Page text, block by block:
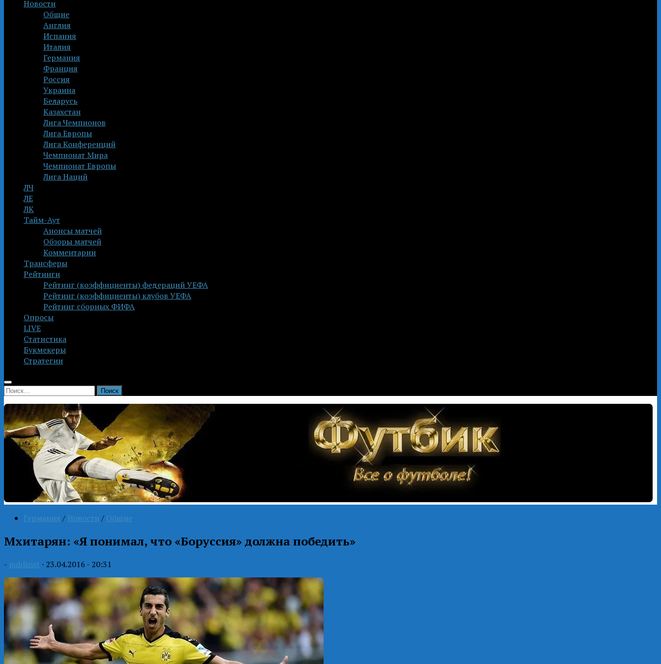
Новости
Общие
Англия
Испания
Италия
Германия
Франция
Россия
Украина
Беларусь
Казахстан
Лига Чемпионов
Лига Европы
Лига Конференций
Чемпионат Мира
Чемпионат Европы
Лига Наций
ЛЧ
ЛЕ
ЛК
Тайм-Аут
Анонсы матчей
Обзоры матчей
Комментарии
Трансферы
Рейтинги
Рейтинг (коэффициенты) федераций УЕФА
Рейтинг (коэффициенты) клубов УЕФА
Рейтинг сборных ФИФА
Опросы
LIVE
Статистика
Букмекеры
Стратегии
Найти:
Германия / Новости / Общие
Мхитарян: «Я понимал, что «Боруссия» должна победить»
- publizist · 23.04.2016 - 20:31